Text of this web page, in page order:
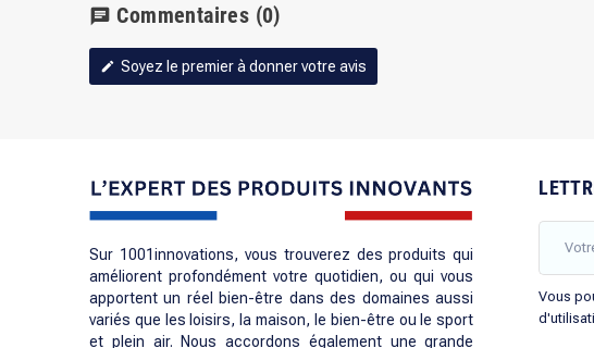
chat Commentaires (0)
edit Soyez le premier à donner votre avis
Sur 1001innovations, vous trouverez des produits qui
améliorent profondément votre quotidien, ou qui vous
apportent un réel bien-être dans des domaines aussi
variés que les loisirs, la maison, le bien-être ou le sport
et plein air. Nous accordons également une grande
Vous